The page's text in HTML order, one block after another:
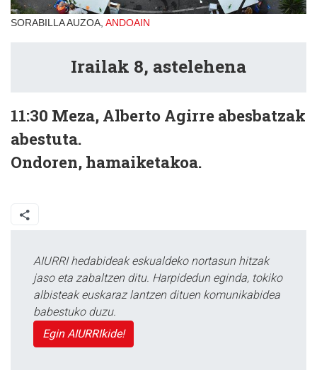
SORABILLA AUZOA, ANDOAIN
Irailak 8, astelehena
11:30 Meza, Alberto Agirre abesbatzak
abestuta.
Ondoren, hamaiketakoa.
AIURRI hedabideak eskualdeko nortasun hitzak
jaso eta zabaltzen ditu. Harpidedun eginda, tokiko
albisteak euskaraz lantzen dituen komunikabidea
babestuko duzu.
Egin AIURRIkide!